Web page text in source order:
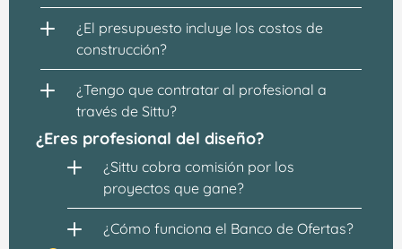
¿El presupuesto incluye los costos de
construcción?
¿Tengo que contratar al profesional a
través de Sittu?
¿Eres profesional del diseño?
¿Sittu cobra comisión por los
proyectos que gane?
¿Cómo funciona el Banco de Ofertas?